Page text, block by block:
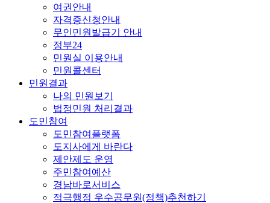
여권안내
자격증신청안내
무인민원발급기 안내
정부24
민원실 이용안내
민원콜센터
민원결과
나의 민원보기
법정민원 처리결과
도민참여
도민참여플랫폼
도지사에게 바란다
제안제도 운영
주민참여예산
경남바로서비스
적극행정 우수공무원(정책)추천하기